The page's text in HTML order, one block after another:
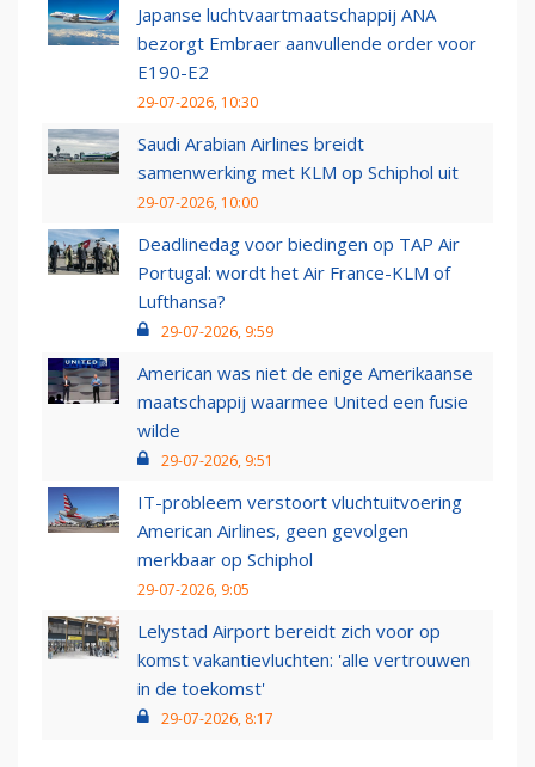
Japanse luchtvaartmaatschappij ANA
bezorgt Embraer aanvullende order voor
E190-E2
29-07-2026, 10:30
Saudi Arabian Airlines breidt
samenwerking met KLM op Schiphol uit
29-07-2026, 10:00
Deadlinedag voor biedingen op TAP Air
Portugal: wordt het Air France-KLM of
Lufthansa?
29-07-2026, 9:59
American was niet de enige Amerikaanse
maatschappij waarmee United een fusie
wilde
29-07-2026, 9:51
IT-probleem verstoort vluchtuitvoering
American Airlines, geen gevolgen
merkbaar op Schiphol
29-07-2026, 9:05
Lelystad Airport bereidt zich voor op
komst vakantievluchten: 'alle vertrouwen
in de toekomst'
29-07-2026, 8:17